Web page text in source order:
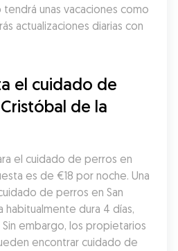
tendrá unas vacaciones como
actualizaciones diarias con
el cuidado de
de la
el cuidado de perros en
es de €18 por noche. Una
de perros en San
habitualmente dura 4 días,
embargo, los propietarios
encontrar cuidado de